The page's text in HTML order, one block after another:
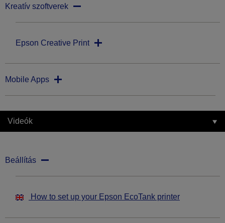
Kreatív szoftverek
Epson Creative Print
Mobile Apps
Videók
Beállítás
How to set up your Epson EcoTank printer